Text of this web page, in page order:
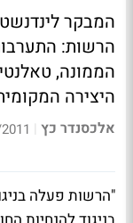
המבקר
הרשות:
הממונה,
היצירה
אלכסנדר כץ |
16:00
"הרשות פעלה